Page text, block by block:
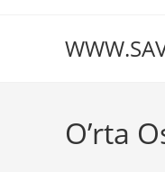
содержимому
O’rta